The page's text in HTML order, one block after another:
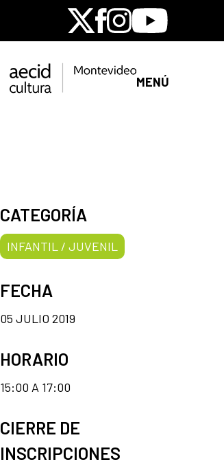
X Facebook
Instagram
Youtube
MENÚ
CATEGORÍA
INFANTIL / JUVENIL
FECHA
05 JULIO 2019
HORARIO
15:00 A 17:00
CIERRE DE
INSCRIPCIONES